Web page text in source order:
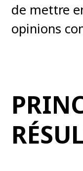
de mettre
opinions